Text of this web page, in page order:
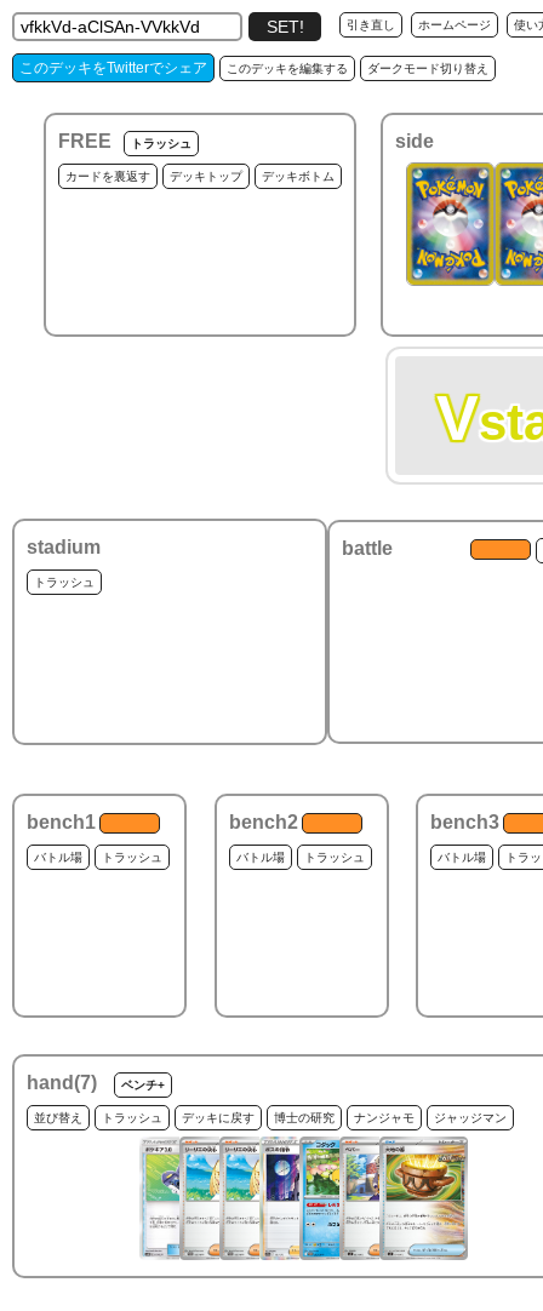
引き直し ホームページ 使い
このデッキをTwitterでシェア このデッキを編集する ダークモード切り替え
FREE トラッシュ
カードを裏返す デッキトップ デッキボトム
side
V
stadium
トラッシュ
battle
bench1
バトル場 トラッシュ
bench2
バトル場 トラッシュ
bench3
バトル場 トラ
hand(7) ベンチ+
並び替え トラッシュ デッキに戻す 博士の研究 ナンジャモ ジャッジマン